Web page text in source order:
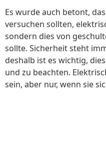
Es wurde auch betont,
versuchen sollten,
sondern dies von
sollte. Sicherheit steht
deshalb ist es wichtig,
und zu beachten.
sein, aber nur, wenn sie